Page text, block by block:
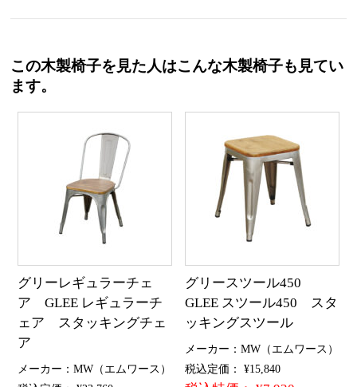
この木製椅子を見た人はこんな木製椅子も見てい
ます。
グリーレギュラーチェ
ア GLEE レギュラーチ
ェア スタッキングチェ
ア
メーカー：MW（エムワース）
グリースツール450
GLEE スツール450 スタ
ッキングスツール
メーカー：MW（エムワース）
税込定価： ¥15,840